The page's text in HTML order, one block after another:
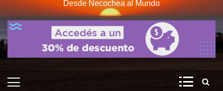
Desde Necochea al Mundo